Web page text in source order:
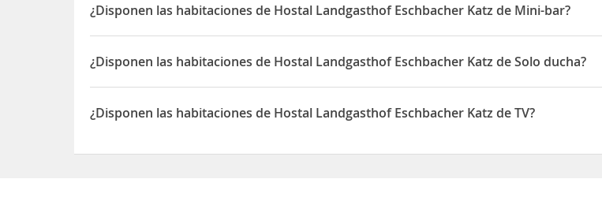
¿Disponen las habitaciones de Hostal Landgasthof Eschbacher Katz de Mini-bar?
Sí, las habitaciones del Hostal Landgasthof Eschbacher Katz disponen de Mini-bar
¿Disponen las habitaciones de Hostal Landgasthof Eschbacher Katz de Solo ducha?
Sí, las habitaciones del Hostal Landgasthof Eschbacher Katz disponen de Solo ducha
¿Disponen las habitaciones de Hostal Landgasthof Eschbacher Katz de TV?